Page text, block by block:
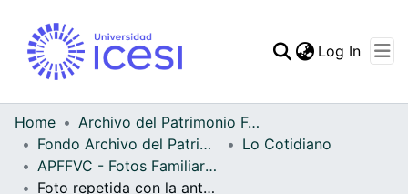
Statistics
Log In
Home
Archivo del Patrimonio Fotográfico y Fílmico del Valle del Cauca
Fondo Archivo del Patrimonio Fotográfico y Fílmico del Valle del Cauca
Lo Cotidiano
APFFVC - Fotos Familiares - Patrimonial
Foto repetida con la anterior 601696